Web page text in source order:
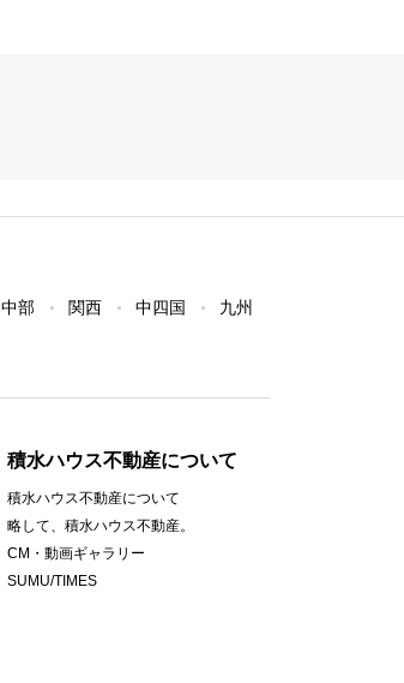
中部 関西 中四国 九州
積水ハウス不動産について
積水ハウス不動産について
略して、積水ハウス不動産。
CM・動画ギャラリー
SUMU/TIMES